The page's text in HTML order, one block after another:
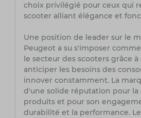
choix privilégié pour ceux qui
scooter alliant élégance et
Une position de leader sur le
Peugeot a su s'imposer
le secteur des scooters grâce à
anticiper les besoins des
innover constamment. La
d'une solide réputation pour la
produits et pour son
durabilité et la performance.